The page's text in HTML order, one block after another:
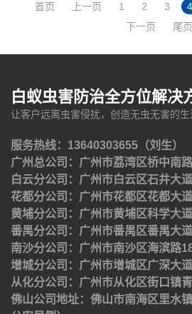
首页
上一页 1 2 3 4
下一页
尾页
白蚁虫害防治全方位解决
让客户远离虫害侵扰，创造无虫无害的生
服务热线：13640303655（刘生）
广州总公司：广州市荔湾区桥中南
白云分公司：广州市白云区石井大
花都分公司：广州市花都区花都大
黄埔分公司：广州市黄埔区科学大
番禺分公司：广州市番禺区番禺大
南沙分公司：广州市南沙区海滨路
增城分公司：广州市增城区广深大
从化分公司：广州市从化区街口镇
佛山公司地址：佛山市南海区里水